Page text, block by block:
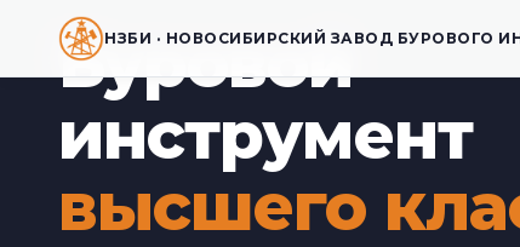
НЗБИ · НОВОСИБИРСКИЙ ЗАВОД БУРОВОГО
Буровой
инструмент
высшего